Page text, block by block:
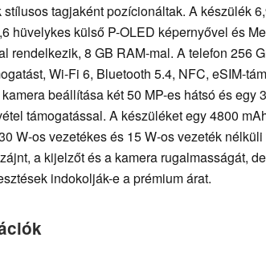
stílusos tagjaként pozícionáltak. A készülék
hüvelykes külső P-OLED képernyővel és
rendelkezik, 8 GB RAM-mal. A telefon 256
Wi-Fi 6, Bluetooth 5.4, NFC, eSIM-
beállítása két 50 MP-es hátsó és egy
támogatással. A készüléket egy 4800
W-os vezetékes és 15 W-os vezeték
a kijelzőt és a kamera rugalmasságát,
indokolják-e a prémium árat.